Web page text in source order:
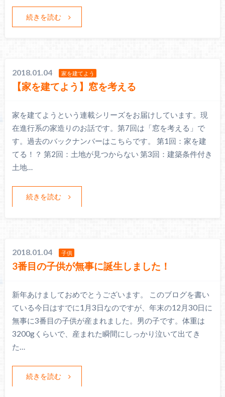
続きを読む
2018.01.04 家を建てよう
【家を建てよう】窓を考える
家を建てようという連載シリーズをお届けしています。現
在進行系の家造りのお話です。第7回は「窓を考える」で
す。過去のバックナンバーはこちらです。 第1回：家を建
てる！？ 第2回：土地が見つからない 第3回：建築条件付き
土地…
続きを読む
2018.01.04 子供
3番目の子供が無事に誕生しました！
新年あけましておめでとうございます。 このブログを書い
ている今日はすでに1月3日なのですが、年末の12月30日に
無事に3番目の子供が産まれました。男の子です。体重は
3200gくらいで、産まれた瞬間にしっかり泣いて出てき
た…
続きを読む